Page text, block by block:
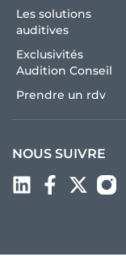
Les solutions
auditives
Exclusivités
Audition Conseil
Prendre un rdv
NOUS SUIVRE